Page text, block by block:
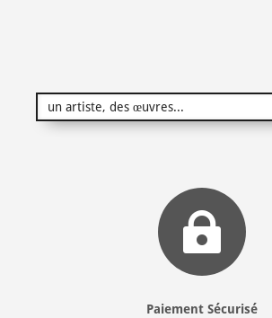

Paiement Sécurisé